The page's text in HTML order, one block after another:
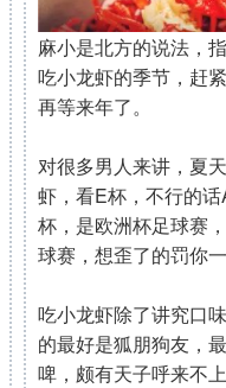
麻小是北方的说法，
吃小龙虾的季节，赶
再等来年了。
对很多男人来讲，夏
虾，看E杯，不行的
杯，是欧洲杯足球赛
球赛，想歪了的罚你
吃小龙虾除了讲究口
的最好是狐朋狗友，
啤，颇有天子呼来不